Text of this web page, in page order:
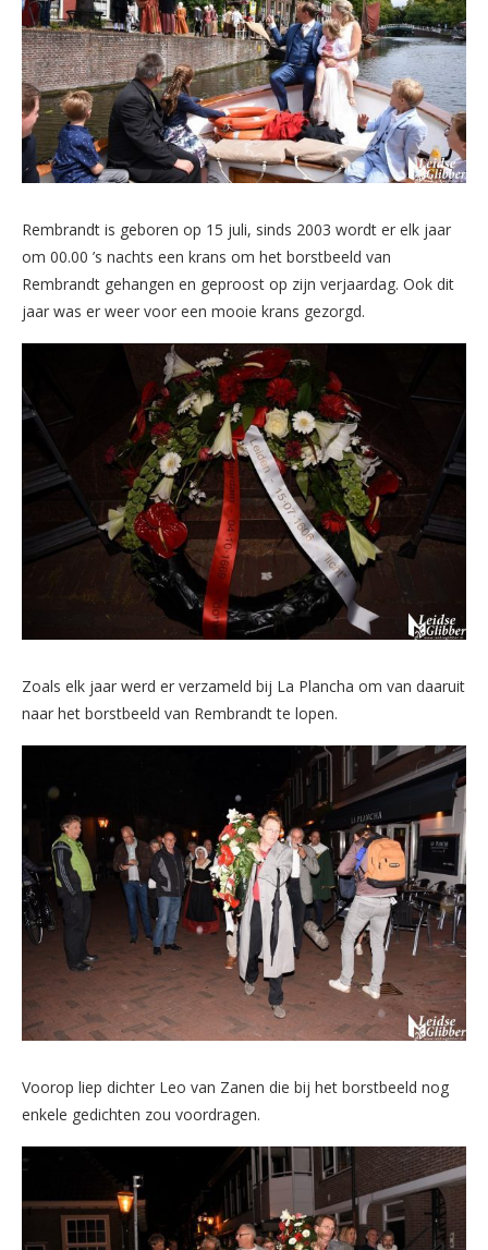
Rembrandt is geboren op 15 juli, sinds 2003 wordt er elk jaar
om 00.00 ’s nachts een krans om het borstbeeld van
Rembrandt gehangen en geproost op zijn verjaardag. Ook dit
jaar was er weer voor een mooie krans gezorgd.
Zoals elk jaar werd er verzameld bij La Plancha om van daaruit
naar het borstbeeld van Rembrandt te lopen.
Voorop liep dichter Leo van Zanen die bij het borstbeeld nog
enkele gedichten zou voordragen.